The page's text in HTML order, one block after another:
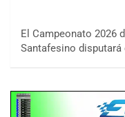
El Campeonato 2026
Santafesino